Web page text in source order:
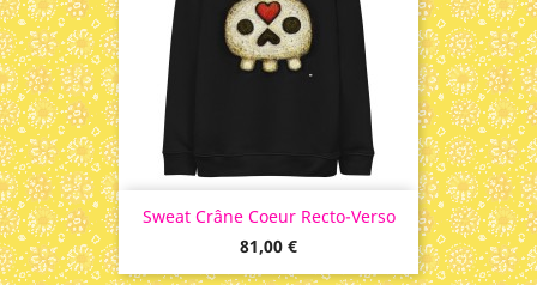
Sweat Crâne Coeur Recto-Verso
Prix
81,00 €